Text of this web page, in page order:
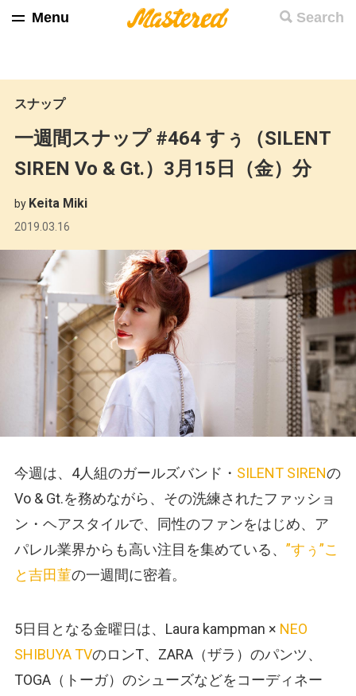
Search
Menu
スナップ
一週間スナップ #464 すぅ（SILENT
SIREN Vo & Gt.）3月15日（金）分
by Keita Miki
2019.03.16
今週は、4人組のガールズバンド・ SILENT SIRENの
Vo & Gt.を務めながら、その洗練されたファッショ
ン・ヘアスタイルで、同性のファンをはじめ、ア
パレル業界からも高い注目を集めている、 ”すぅ”こ
と吉田菫の一週間に密着。
5日目となる金曜日は、Laura kampman × NEO
SHIBUYA TVのロンT、ZARA（ザラ）のパンツ、
TOGA（トーガ）のシューズなどをコーディネー